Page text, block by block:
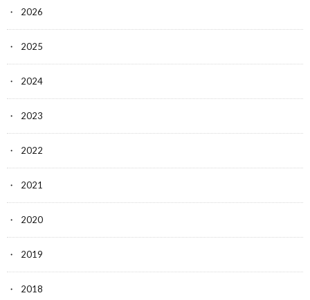
2026
2025
2024
2023
2022
2021
2020
2019
2018